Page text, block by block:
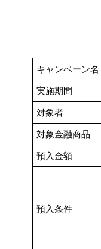
キャンペーン名
実施期間
対象者
対象金融商品
預入金額
預入条件